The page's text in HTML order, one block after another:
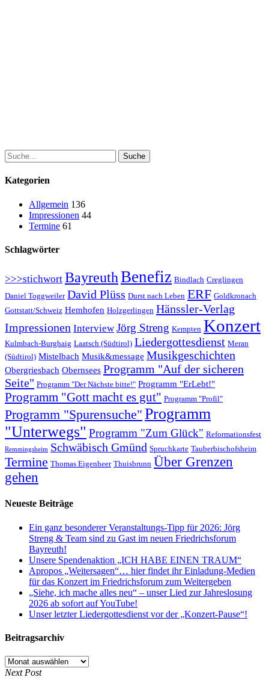
Suche
Kategorien
Allgemein 136
Impressionen 44
Termine 61
Schlagwörter
>>>stichwort BayreuthBenefiz Bindlach Creglingen
Daniel Toggweiler David Plüss Durst nach Leben ERF Goldkronach
Gottstatt/Schweiz Hemhofen Holzgerlingen Hänssler-Verlag
Impressionen Interview Jörg Streng Kempten Konzert
Kulmbach-Burghaig Laatsch (Südtirol) Liedergottesdienst Meran
(Südtirol) Mistelbach Musik&message Musikgeschichten
Obergriesbach Obernsees Programm "Auf der sicheren
Seite" Programm "Der Nächste bitte!" Programm "ErLebt!"
Programm "Gott macht es gut" Programm "Profil"
Programm "Spurensuche" Programm
"Unterwegs" Programm "Zum Glück" Reformationsfest
Remmingsheim Schwäbisch Gmünd Spruchkarte Tauberbischofsheim
Termine Thomas Eigenheer Thuisbrunn Über Grenzen
gehen
Neueste Beiträge
Ein ganz besonderer Veranstaltungs-Tipp für 2026: Jörg
Streng & Team sind zu Gast im neuen Friedrichsforum
Bayreuth!
Unsere Spendenaktion „ICH HABE EINEN TRAUM“
Apropos „Weitersagen“… hier findet ihr Einladung-Medien
für das Konzert im Friedrichsforum zum Weitergeben
„Siehe, ich mache alles neu“ – unser Lied zur Jahreslosung
2026 ab sofort auf YouTube!
Unser letzter Liedergottesdienst vor der „Konzert-Pause“!
Beitragsarchiv
Beitragsarchiv
Next Post